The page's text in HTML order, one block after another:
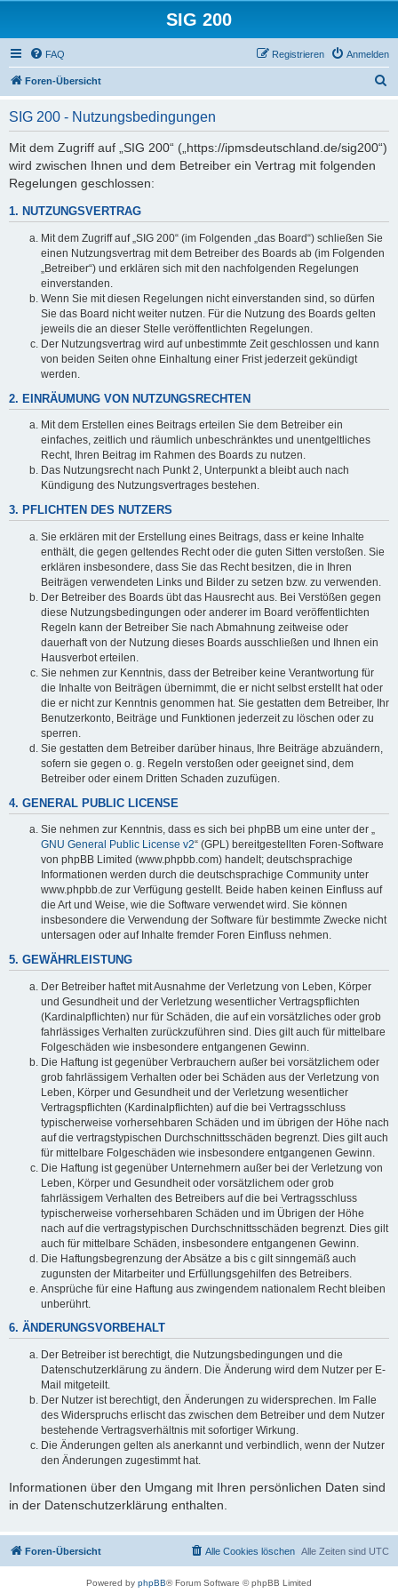
SIG 200
FAQ Anmelden
Registrieren
Foren-Übersicht
SIG 200 - Nutzungsbedingungen
Mit dem Zugriff auf „SIG 200“ („https://ipmsdeutschland.de/sig200“)
wird zwischen Ihnen und dem Betreiber ein Vertrag mit folgenden
Regelungen geschlossen:
1. NUTZUNGSVERTRAG
Mit dem Zugriff auf „SIG 200“ (im Folgenden „das Board“) schließen Sie
einen Nutzungsvertrag mit dem Betreiber des Boards ab (im Folgenden
„Betreiber“) und erklären sich mit den nachfolgenden Regelungen
einverstanden.
Wenn Sie mit diesen Regelungen nicht einverstanden sind, so dürfen
Sie das Board nicht weiter nutzen. Für die Nutzung des Boards gelten
jeweils die an dieser Stelle veröffentlichten Regelungen.
Der Nutzungsvertrag wird auf unbestimmte Zeit geschlossen und kann
von beiden Seiten ohne Einhaltung einer Frist jederzeit gekündigt
werden.
2. EINRÄUMUNG VON NUTZUNGSRECHTEN
Mit dem Erstellen eines Beitrags erteilen Sie dem Betreiber ein
einfaches, zeitlich und räumlich unbeschränktes und unentgeltliches
Recht, Ihren Beitrag im Rahmen des Boards zu nutzen.
Das Nutzungsrecht nach Punkt 2, Unterpunkt a bleibt auch nach
Kündigung des Nutzungsvertrages bestehen.
3. PFLICHTEN DES NUTZERS
Sie erklären mit der Erstellung eines Beitrags, dass er keine Inhalte
enthält, die gegen geltendes Recht oder die guten Sitten verstoßen. Sie
erklären insbesondere, dass Sie das Recht besitzen, die in Ihren
Beiträgen verwendeten Links und Bilder zu setzen bzw. zu verwenden.
Der Betreiber des Boards übt das Hausrecht aus. Bei Verstößen gegen
diese Nutzungsbedingungen oder anderer im Board veröffentlichten
Regeln kann der Betreiber Sie nach Abmahnung zeitweise oder
dauerhaft von der Nutzung dieses Boards ausschließen und Ihnen ein
Hausverbot erteilen.
Sie nehmen zur Kenntnis, dass der Betreiber keine Verantwortung für
die Inhalte von Beiträgen übernimmt, die er nicht selbst erstellt hat oder
die er nicht zur Kenntnis genommen hat. Sie gestatten dem Betreiber, Ihr
Benutzerkonto, Beiträge und Funktionen jederzeit zu löschen oder zu
sperren.
Sie gestatten dem Betreiber darüber hinaus, Ihre Beiträge abzuändern,
sofern sie gegen o. g. Regeln verstoßen oder geeignet sind, dem
Betreiber oder einem Dritten Schaden zuzufügen.
4. GENERAL PUBLIC LICENSE
Sie nehmen zur Kenntnis, dass es sich bei phpBB um eine unter der „
GNU General Public License v2“ (GPL) bereitgestellten Foren-Software
von phpBB Limited (www.phpbb.com) handelt; deutschsprachige
Informationen werden durch die deutschsprachige Community unter
www.phpbb.de zur Verfügung gestellt. Beide haben keinen Einfluss auf
die Art und Weise, wie die Software verwendet wird. Sie können
insbesondere die Verwendung der Software für bestimmte Zwecke nicht
untersagen oder auf Inhalte fremder Foren Einfluss nehmen.
5. GEWÄHRLEISTUNG
Der Betreiber haftet mit Ausnahme der Verletzung von Leben, Körper
und Gesundheit und der Verletzung wesentlicher Vertragspflichten
(Kardinalpflichten) nur für Schäden, die auf ein vorsätzliches oder grob
fahrlässiges Verhalten zurückzuführen sind. Dies gilt auch für mittelbare
Folgeschäden wie insbesondere entgangenen Gewinn.
Die Haftung ist gegenüber Verbrauchern außer bei vorsätzlichem oder
grob fahrlässigem Verhalten oder bei Schäden aus der Verletzung von
Leben, Körper und Gesundheit und der Verletzung wesentlicher
Vertragspflichten (Kardinalpflichten) auf die bei Vertragsschluss
typischerweise vorhersehbaren Schäden und im übrigen der Höhe nach
auf die vertragstypischen Durchschnittsschäden begrenzt. Dies gilt auch
für mittelbare Folgeschäden wie insbesondere entgangenen Gewinn.
Die Haftung ist gegenüber Unternehmern außer bei der Verletzung von
Leben, Körper und Gesundheit oder vorsätzlichem oder grob
fahrlässigem Verhalten des Betreibers auf die bei Vertragsschluss
typischerweise vorhersehbaren Schäden und im Übrigen der Höhe
nach auf die vertragstypischen Durchschnittsschäden begrenzt. Dies gilt
auch für mittelbare Schäden, insbesondere entgangenen Gewinn.
Die Haftungsbegrenzung der Absätze a bis c gilt sinngemäß auch
zugunsten der Mitarbeiter und Erfüllungsgehilfen des Betreibers.
Ansprüche für eine Haftung aus zwingendem nationalem Recht bleiben
unberührt.
6. ÄNDERUNGSVORBEHALT
Der Betreiber ist berechtigt, die Nutzungsbedingungen und die
Datenschutzerklärung zu ändern. Die Änderung wird dem Nutzer per E-
Mail mitgeteilt.
Der Nutzer ist berechtigt, den Änderungen zu widersprechen. Im Falle
des Widerspruchs erlischt das zwischen dem Betreiber und dem Nutzer
bestehende Vertragsverhältnis mit sofortiger Wirkung.
Die Änderungen gelten als anerkannt und verbindlich, wenn der Nutzer
den Änderungen zugestimmt hat.
Informationen über den Umgang mit Ihren persönlichen Daten sind
in der Datenschutzerklärung enthalten.
Foren-Übersicht Alle Zeiten sind UTC
Alle Cookies löschen
Powered by phpBB® Forum Software © phpBB Limited